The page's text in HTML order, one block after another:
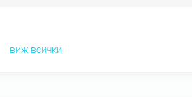
виж всички